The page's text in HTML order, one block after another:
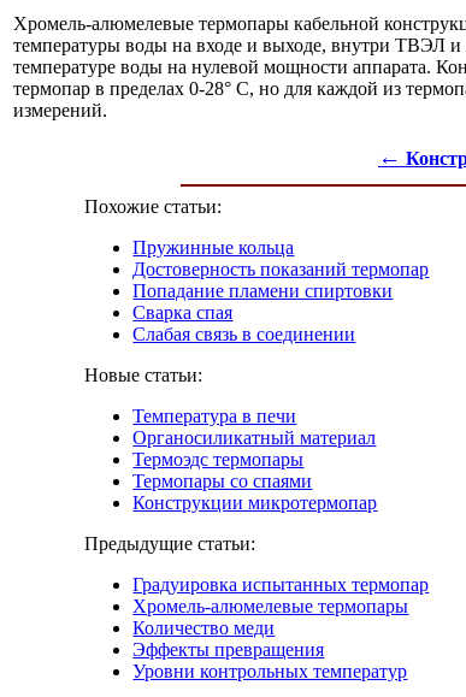
Хромель-алюмелевые термопары кабельной
температуры воды на входе и выходе, внутри ТВЭЛ и
температуре воды на нулевой мощности аппарата.
термопар в пределах 0-28° С, но для каждой из
измерений.
←
Похожие статьи:
Пружинные кольца
Достоверность показаний термопар
Попадание пламени спиртовки
Сварка спая
Слабая связь в соединении
Новые статьи:
Температура в печи
Органосиликатный материал
Термоэдс термопары
Термопары со спаями
Конструкции микротермопар
Предыдущие статьи:
Градуировка испытанных термопар
Хромель-алюмелевые термопары
Количество меди
Эффекты превращения
Уровни контрольных температур